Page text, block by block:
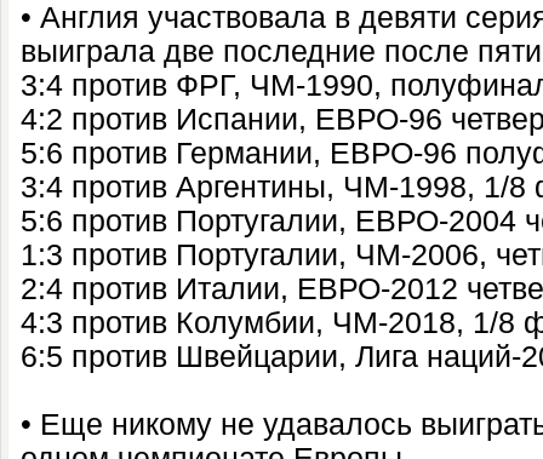
• Англия участвовала в девяти
выиграла две последние после
3:4 против ФРГ, ЧМ-1990,
4:2 против Испании, ЕВРО-96
5:6 против Германии, ЕВРО-96
3:4 против Аргентины, ЧМ-1998, 1/8
5:6 против Португалии, ЕВРО-2004
1:3 против Португалии, ЧМ-2006,
2:4 против Италии, ЕВРО-2012
4:3 против Колумбии, ЧМ-2018, 1/8
6:5 против Швейцарии, Лига наций-
• Еще никому не удавалось